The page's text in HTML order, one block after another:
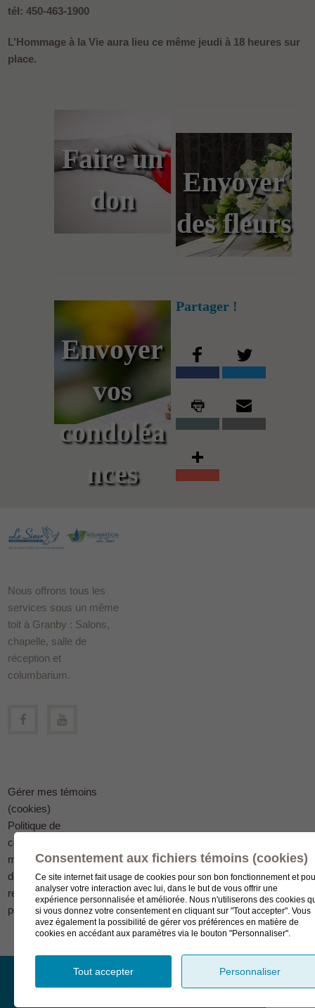
tél: 450-463-1900
L’Hommage à la Vie aura lieu ce même jeudi à 18 heures sur
place.
Faire un
don
Envoyer
des fleurs
Envoyer
vos
condoléa
nces
Partager !
Nous offrons tous les
services sous un même
toit à Granby : Salons,
chapelle, salle de
réception et
columbarium.
Gérer mes témoins
(cookies)
Politique de
confidentialité en
matière
de protection des
renseignements
personnels
© Complexe funéraire LeSieur 2023.
Consentement aux fichiers témoins (cookies)
Ce site internet fait usage de cookies pour son bon fonctionnement et
analyser votre interaction avec lui, dans le but de vous offrir une
expérience personnalisée et améliorée. Nous n'utiliserons des cookies
si vous donnez votre consentement en cliquant sur "Tout accepter". Vous
avez également la possibilité de gérer vos préférences en matière de
cookies en accédant aux paramètres via le bouton "Personnaliser".
Tout accepter Personnaliser